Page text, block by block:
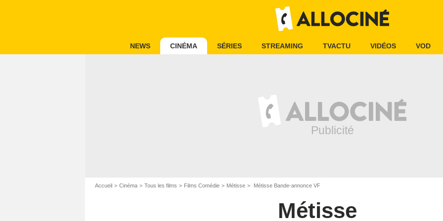
NEWS CINÉMA SÉRIES STREAMING TVACTU VIDÉOS VOD
Accueil Cinéma Tous les films Films Comédie Métisse Métisse Bande-annonce VF
Métisse